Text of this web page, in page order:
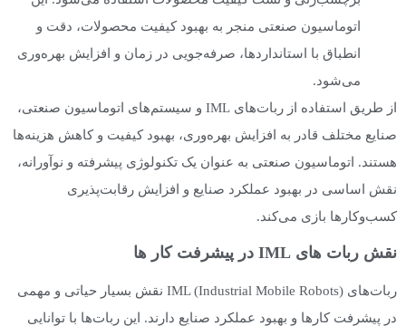
اتوماسیون صنعتی منجر به بهبود کیفیت محصولات، دقت و
انطباق با استانداردها، صرفه‌جویی در زمان و افزایش بهره‌وری
می‌شود.
از طریق استفاده از ربات‌های IML و سیستم‌های اتوماسیون صنعتی،
صنایع مختلف قادر به افزایش بهره‌وری، بهبود کیفیت و کاهش هزینه‌ها
هستند. اتوماسیون صنعتی به عنوان یک تکنولوژی پیشرفته و نوآورانه،
نقش اساسی در بهبود عملکرد صنایع و افزایش رقابت‌پذیری
کسب‌وکارها بازی می‌کند.
نقش ربات های IML در پیشرفت کار ها
ربات‌های IML (Industrial Mobile Robots) نقش بسیار حیاتی و مهمی
در پیشرفت کارها و بهبود عملکرد صنایع دارند. این ربات‌ها با توانایی